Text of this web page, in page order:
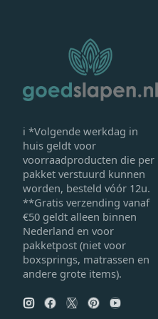
ℹ *Volgende werkdag in
huis geldt voor
voorraadproducten die per
pakket verstuurd kunnen
worden, besteld vóór 12u.
**Gratis verzending vanaf
€50 geldt alleen binnen
Nederland en voor
pakketpost (niet voor
boxsprings, matrassen en
andere grote items).